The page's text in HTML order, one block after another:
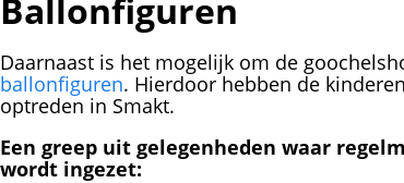
Ballonfiguren
Daarnaast is het mogelijk om de
ballonfiguren. Hierdoor hebben de
optreden in Smakt.
Een greep uit gelegenheden waar
wordt ingezet: